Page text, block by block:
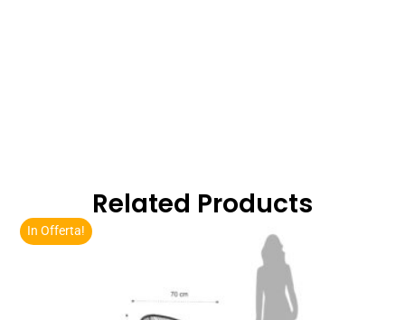
Related Products
In Offerta!